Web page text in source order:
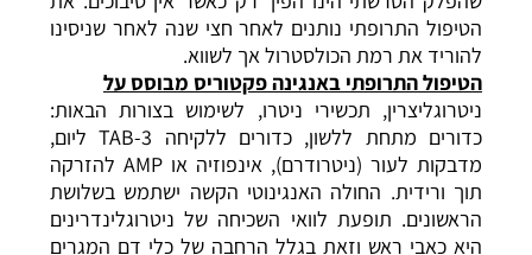
הטיפול התרופתי נותנים לאחר חצי שנה לאחר שניסינו
להוריד את רמת הכולסטרול אך לשווא.
הטיפול התרופתי באנגינה פקטוריס מבוסס על
ניטרוגליצרין, תכשירי ניטרו, לשימוש בצורות הבאות:
כדורים מתחת ללשון, כדורים ללקיחה 3-TAB ליום,
מדבקות לעור (ניטרודרם), אינפוזיה או AMP להזרקה
תוך ורידית. החולה האנגינוטי הקשה ישתמש בשלושת
הראשונים. תופעת לוואי השכיחה של ניטרוגלינדרינים
היא כאבי ראש וזאת בגלל הרחבה של כלי דם המגרים